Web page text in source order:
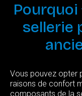
Pourquoi
sellerie
Vous pouvez opter
raisons de confort
composants de la